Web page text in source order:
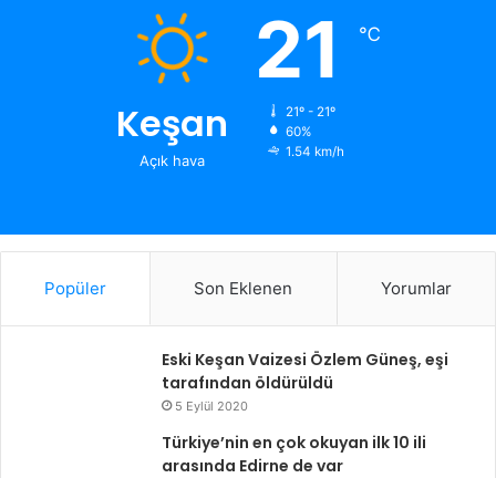
Keşan
Açık hava
21 ℃
21º - 21º
60%
1.54 km/h
Popüler Son Eklenen Yorumlar
Eski Keşan Vaizesi Özlem Güneş, eşi
tarafından öldürüldü
5 Eylül 2020
Türkiye’nin en çok okuyan ilk 10 ili
arasında Edirne de var